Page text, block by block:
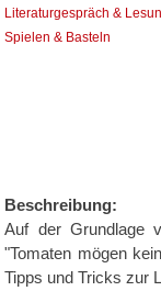
Literaturgespräch &
Spielen & Basteln
Beschreibung:
Auf der Grundlage
"Tomaten mögen
Tipps und Tricks zur